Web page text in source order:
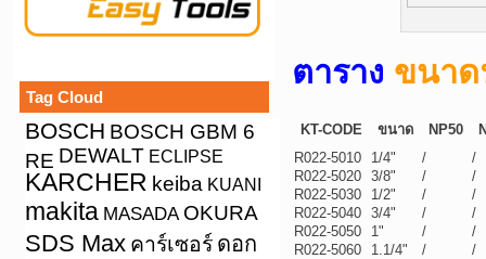
Tag Cloud
BOSCH BOSCH GBM 6
RE DEWALT ECLIPSE
KARCHER keiba KUANI
makita MASADA OKURA
SDS Max คาร์เซอร์ ดอก
ตาราง ขนาด
KT-CODE ขนาด NP50
R022-5010
1/4" /
/
R022-5020 3/8" /
/
R022-5030
1/2" /
/
R022-5040 3/4" /
/
R022-5050
1" /
/
R022-5060
1.1/4" / /